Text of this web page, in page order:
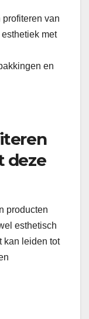
van
met
en
deze
producten
esthetisch
kan leiden tot